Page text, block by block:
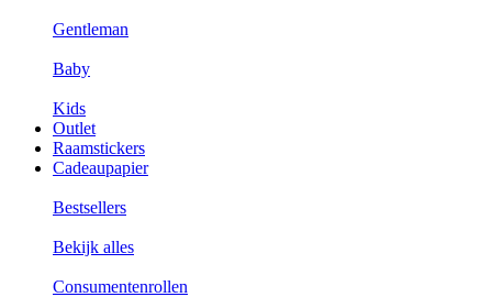
Gentleman
Baby
Kids
Outlet
Raamstickers
Cadeaupapier
Bestsellers
Bekijk alles
Consumentenrollen